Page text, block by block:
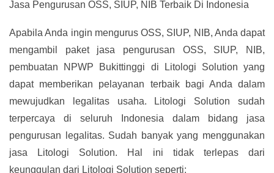
Jasa Pengurusan OSS, SIUP, NIB Terbaik Di Indonesia
Apabila Anda ingin mengurus OSS, SIUP, NIB, Anda dapat
mengambil paket jasa pengurusan OSS, SIUP, NIB,
pembuatan NPWP Bukittinggi di Litologi Solution yang
dapat memberikan pelayanan terbaik bagi Anda dalam
mewujudkan legalitas usaha. Litologi Solution sudah
terpercaya di seluruh Indonesia dalam bidang jasa
pengurusan legalitas. Sudah banyak yang menggunakan
jasa Litologi Solution. Hal ini tidak terlepas dari
keunggulan dari Litologi Solution seperti: